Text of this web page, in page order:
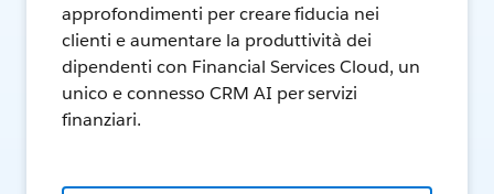
approfondimenti per creare fiducia nei
clienti e aumentare la produttività dei
dipendenti con Financial Services Cloud, un
unico e connesso CRM AI per servizi
finanziari.